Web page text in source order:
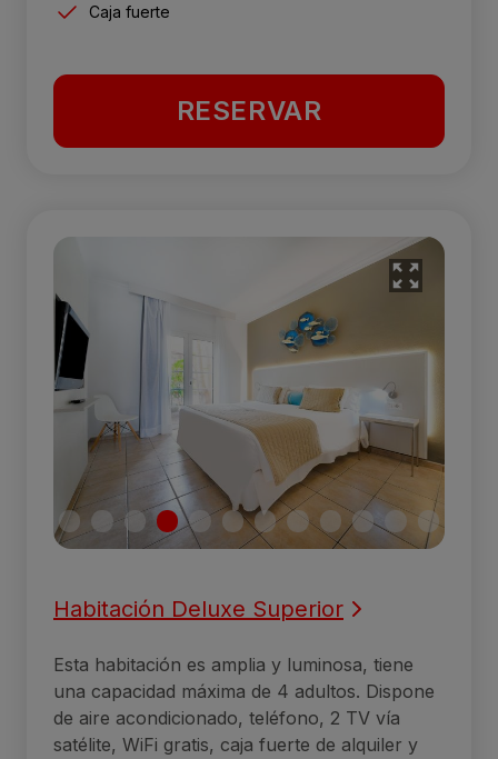
Caja fuerte
RESERVAR
Habitación Deluxe Superior
Esta habitación es amplia y luminosa, tiene
una capacidad máxima de 4 adultos. Dispone
de aire acondicionado, teléfono, 2 TV vía
satélite, WiFi gratis, caja fuerte de alquiler y